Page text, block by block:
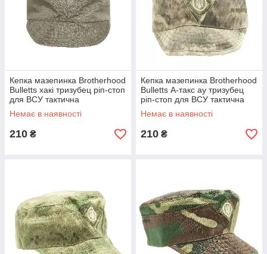
Кепка мазепинка Brotherhood
Bulletts хакі тризубец ріп-стоп
для ВСУ тактична
Немає в наявності
210 ₴
Кепка мазепинка Brotherhood
Bulletts А-такс ау тризубец
ріп-стоп для ВСУ тактична
Немає в наявності
210 ₴